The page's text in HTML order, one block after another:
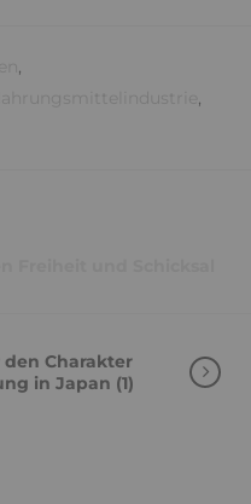
Charakter
in Japan (1)